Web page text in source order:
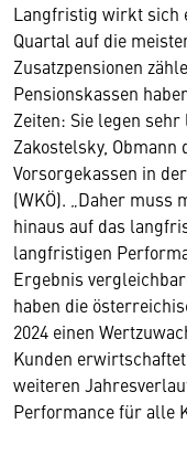
Langfristig wirkt sich
Quartal auf die
Zusatzpensionen
Pensionskassen
Zeiten: Sie legen
Zakostelsky,
Vorsorgekassen in
(WKÖ). „Daher muss
hinaus auf das
langfristigen
Ergebnis
haben die
2024 einen
Kunden
weiteren
Performance für alle